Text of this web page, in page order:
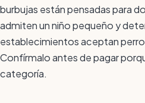
burbujas están pensadas para
admiten un niño pequeño y
establecimientos aceptan
Confírmalo antes de pagar
categoría.